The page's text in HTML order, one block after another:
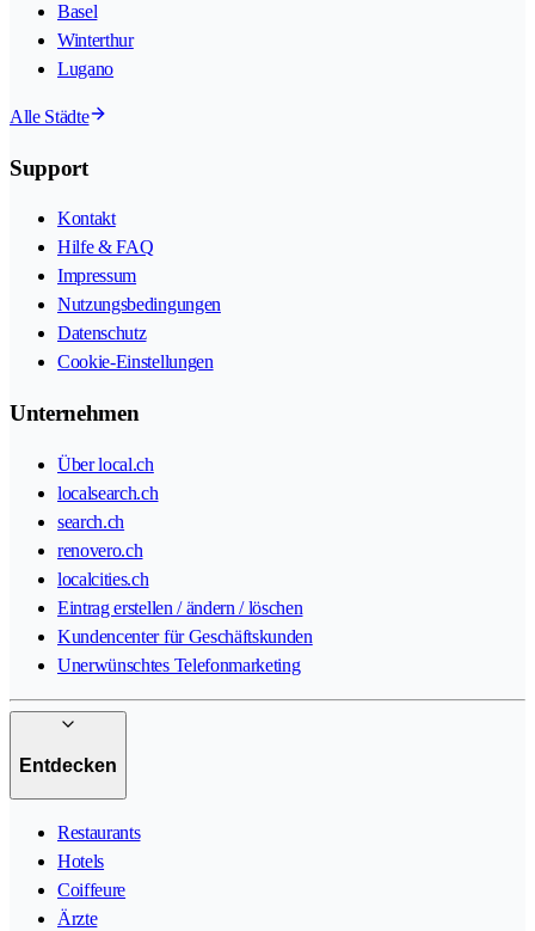
Basel
Winterthur
Lugano
Alle Städte
Support
Kontakt
Hilfe & FAQ
Impressum
Nutzungsbedingungen
Datenschutz
Cookie-Einstellungen
Unternehmen
Über local.ch
localsearch.ch
search.ch
renovero.ch
localcities.ch
Eintrag erstellen / ändern / löschen
Kundencenter für Geschäftskunden
Unerwünschtes Telefonmarketing
Entdecken
Restaurants
Hotels
Coiffeure
Ärzte